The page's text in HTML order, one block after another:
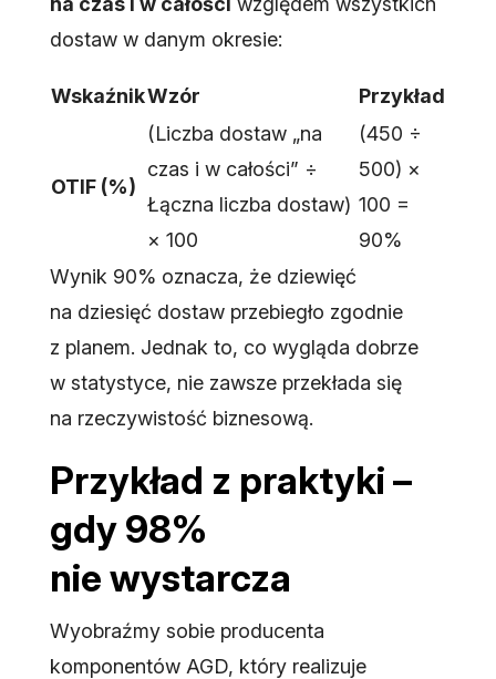
dostaw w danym okresie:
WskaźnikWzór Przykład
OTIF (%)
(Liczba dostaw „na
czas i w całości” ÷
Łączna liczba dostaw)
× 100
(450 ÷
500) ×
100 =
90%
Wynik 90% oznacza, że dziewięć
na dziesięć dostaw przebiegło zgodnie
z planem. Jednak to, co wygląda dobrze
w statystyce, nie zawsze przekłada się
na rzeczywistość biznesową.
Przykład z praktyki –
gdy 98%
nie wystarcza
Wyobraźmy sobie producenta
komponentów AGD, który realizuje